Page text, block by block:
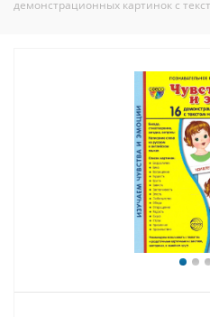
демонстрационных картинок с